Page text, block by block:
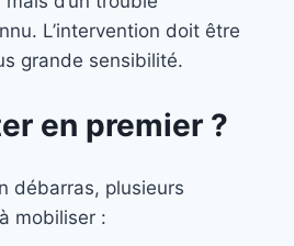
L’intervention doit être
grande sensibilité.
en premier ?
débarras, plusieurs
mobiliser :